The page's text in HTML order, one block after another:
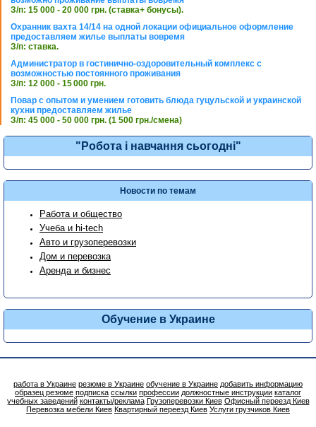
З/п: 15 000 - 20 000 грн. (ставка+ бонусы).
Охранник вахта 14/14 на одной локации официальное оформление
предоставляем жилье выплаты вовремя
З/п: ставка.
Администратор в гостинично-оздоровительный комплекс с
возможностью постоянного проживания
З/п: 12 000 - 15 000 грн.
Повар с опытом и умением готовить блюда гуцульской и украинской
кухни предоставляем жилье
З/п: 45 000 - 50 000 грн. (1 500 грн./смена)
"Робота і навчання сьогодні"
Новости по темам
Работа и общество
Учеба и hi-tech
Авто и грузоперевозки
Дом и перевозка
Аренда и бизнес
Обучение в Украине
работа в Украине резюме в Украине обучение в Украине добавить информацию
образец резюме подписка ссылки профессии должностные инструкции каталог
учебных заведений контакты/реклама Грузоперевозки Киев Офисный переезд Киев
Перевозка мебели Киев Квартирный переезд Киев Услуги грузчиков Киев